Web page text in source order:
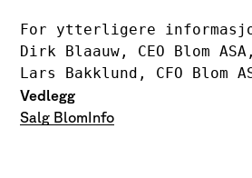
For ytterligere
Dirk Blaauw, CEO Blom
Lars Bakklund, CFO
Vedlegg
Salg BlomInfo